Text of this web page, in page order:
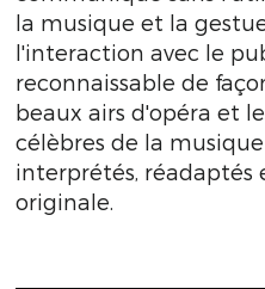
la musique et la
l'interaction avec le
reconnaissable de
beaux airs d'opéra et
célèbres de la
interprétés, réadaptés
originale.